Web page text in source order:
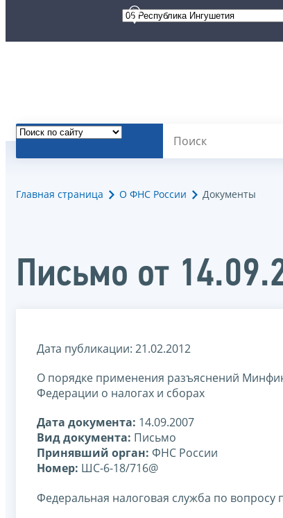
Главная страница О ФНС России Документы
Письмо от
Дата публикации: 21.02.2012
О порядке применения разъяснений
Федерации о налогах и сборах
Дата документа: 14.09.2007
Вид документа: Письмо
Принявший орган: ФНС России
Номер: ШС-6-18/716@
Федеральная налоговая служба по